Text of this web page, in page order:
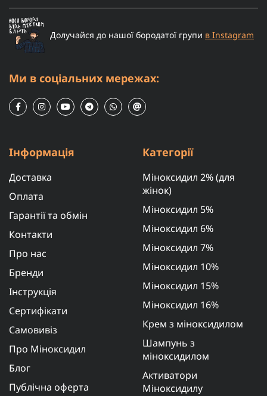
Долучайся до нашої бородатої групи в Instagram
Ми в соціальних мережах:
Інформація
Доставка
Оплата
Гарантії та обмін
Контакти
Про нас
Бренди
Інструкція
Сертифікати
Самовивіз
Про Міноксидил
Блог
Публічна оферта
Категорії
Міноксидил 2% (для
жінок)
Міноксидил 5%
Міноксидил 6%
Міноксидил 7%
Міноксидил 10%
Міноксидил 15%
Міноксидил 16%
Крем з міноксидилом
Шампунь з
міноксидилом
Активатори
Міноксидилу